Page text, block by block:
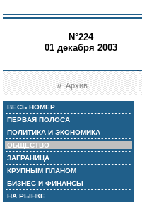
N°224
01 декабря 2003
//Архив
ВЕСЬ НОМЕР
ПЕРВАЯ ПОЛОСА
ПОЛИТИКА И ЭКОНОМИКА
ОБЩЕСТВО
ЗАГРАНИЦА
КРУПНЫМ ПЛАНОМ
БИЗНЕС И ФИНАНСЫ
НА РЫНКЕ